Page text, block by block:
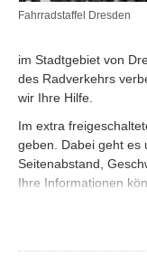
Fahrradstaffel Dresden
im Stadtgebiet von
des Radverkehrs
wir Ihre Hilfe.
Im extra
geben. Dabei geht es
Seitenabstand,
Ihre Informationen
benannten